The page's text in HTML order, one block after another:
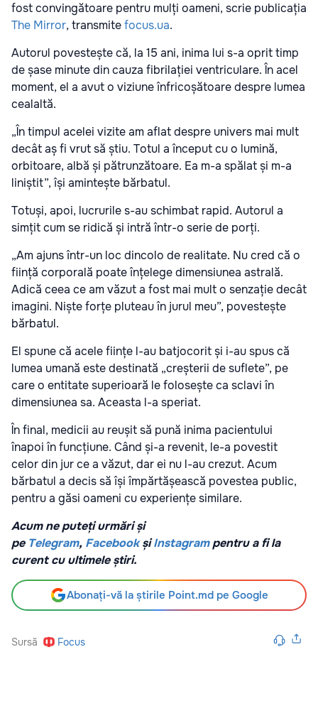
fost convingătoare pentru mulți oameni, scrie publicația
The Mirror, transmitefocus.ua.
Autorul povestește că, la 15 ani, inima lui s-a oprit timp
de șase minute din cauza fibrilației ventriculare. În acel
moment, el a avut o viziune înfricoșătoare despre lumea
cealaltă.
„În timpul acelei vizite am aflat despre univers mai mult
decât aș fi vrut să știu. Totul a început cu o lumină,
orbitoare, albă și pătrunzătoare. Ea m-a spălat și m-a
liniștit”, își amintește bărbatul.
Totuși, apoi, lucrurile s-au schimbat rapid. Autorul a
simțit cum se ridică și intră într-o serie de porți.
„Am ajuns într-un loc dincolo de realitate. Nu cred că o
ființă corporală poate înțelege dimensiunea astrală.
Adică ceea ce am văzut a fost mai mult o senzație decât
imagini. Niște forțe pluteau în jurul meu”, povestește
bărbatul.
El spune că acele ființe l-au batjocorit și i-au spus că
lumea umană este destinată „creșterii de suflete”, pe
care o entitate superioară le folosește ca sclavi în
dimensiunea sa. Aceasta l-a speriat.
În final, medicii au reușit să pună inima pacientului
înapoi în funcțiune. Când și-a revenit, le-a povestit
celor din jur ce a văzut, dar ei nu l-au crezut. Acum
bărbatul a decis să își împărtășească povestea public,
pentru a găsi oameni cu experiențe similare.
Acum ne puteți urmări și
pe Telegram, Facebook șiInstagrampentru a fi la
curent cu ultimele știri.
Abonați-vă la știrile Point.md pe Google
Sursă Focus